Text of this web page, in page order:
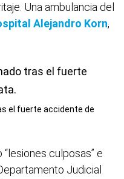
Una ambulancia del
Alejandro Korn,
el fuerte accidente de
culposas” e
Judicial